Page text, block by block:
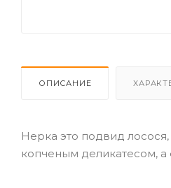
ОПИСАНИЕ
Нерка это подвид
копченым деликатесом,